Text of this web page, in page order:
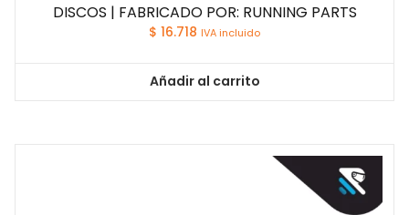
DISCOS | FABRICADO POR: RUNNING PARTS
$ 16.718 IVA incluido
Añadir al carrito